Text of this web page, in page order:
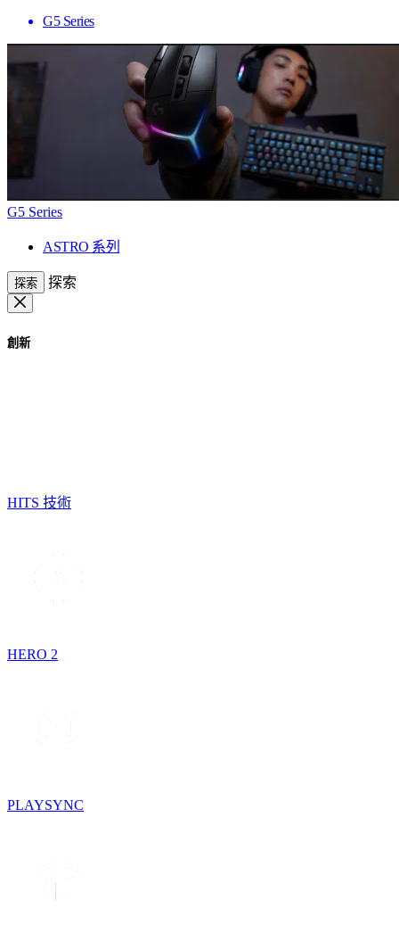
G5 Series
G5 Series
ASTRO 系列
探索 探索
創新
HITS 技術
HERO 2
PLAYSYNC